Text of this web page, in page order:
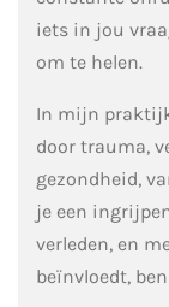
iets in jou
om te helen.
In mijn
door trauma,
gezondheid,
je een
verleden, en
beïnvloedt,